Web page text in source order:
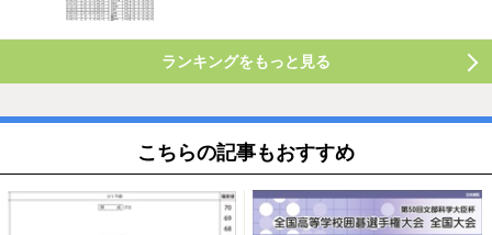
ランキングをもっと見る
こちらの記事もおすすめ